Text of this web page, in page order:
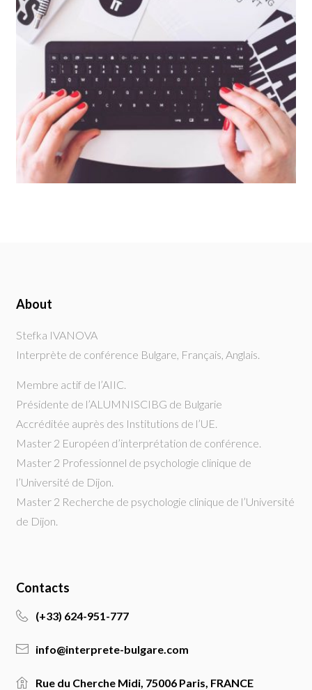
About
Stefka IVANOVA
Interprète de conférence Bulgare, Français, Anglais.
Membre actif de l’AIIC.
Présidente de l’ALUMNISCIBG de Bulgarie
Accréditée auprès des Institutions de l’UE.
Master 2 Européen d’interprétation de conférence.
Master 2 Professionnel de psychologie clinique de
l’Université de Dijon.
Master 2 Recherche de psychologie clinique de l’Université
de Dijon.
Contacts
(+33) 624-951-777
info@interprete-bulgare.com
Rue du Cherche Midi, 75006 Paris, FRANCE